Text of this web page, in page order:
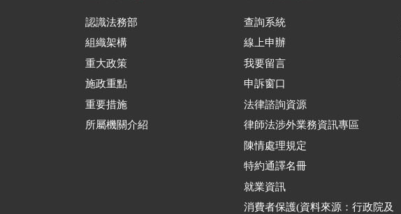
認識法務部
組織架構
重大政策
施政重點
重要措施
所屬機關介紹
查詢系統
線上申辦
我要留言
申訴窗口
法律諮詢資源
律師法涉外業務資訊專區
陳情處理規定
特約通譯名冊
就業資訊
消費者保護(資料來源：行政院及